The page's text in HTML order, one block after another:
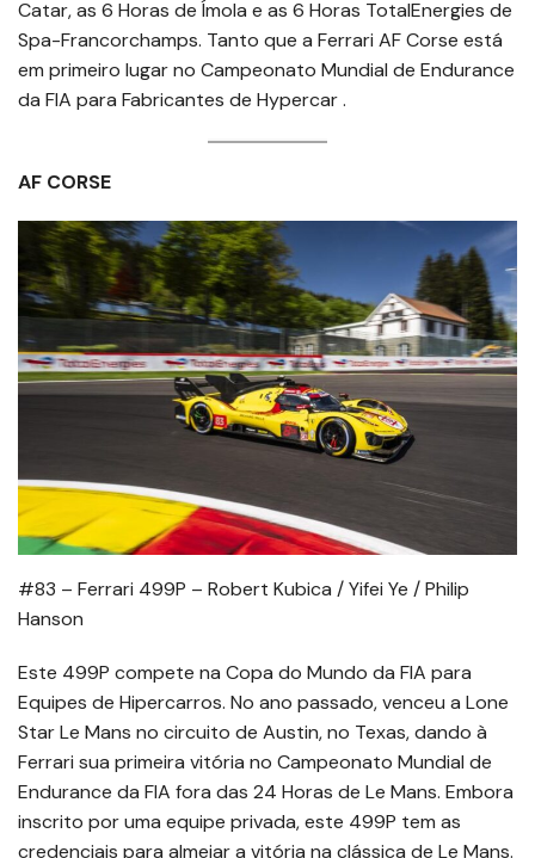
Catar, as 6 Horas de Ímola e as 6 Horas TotalEnergies de
Spa-Francorchamps. Tanto que a Ferrari AF Corse está
em primeiro lugar no Campeonato Mundial de Endurance
da FIA para Fabricantes de Hypercar .
AF CORSE
#83 – Ferrari 499P – Robert Kubica / Yifei Ye / Philip
Hanson
Este 499P compete na Copa do Mundo da FIA para
Equipes de Hipercarros. No ano passado, venceu a Lone
Star Le Mans no circuito de Austin, no Texas, dando à
Ferrari sua primeira vitória no Campeonato Mundial de
Endurance da FIA fora das 24 Horas de Le Mans. Embora
inscrito por uma equipe privada, este 499P tem as
credenciais para almejar a vitória na clássica de Le Mans.